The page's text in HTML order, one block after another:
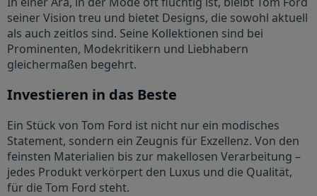
seiner Vision treu und bietet Designs, die sowohl aktuell
als auch zeitlos sind. Seine Kollektionen sind bei
Prominenten, Modekritikern und Liebhabern
gleichermaßen begehrt.
Investieren in das Beste
Ein Stück von Tom Ford ist nicht nur ein modisches
Statement, sondern ein Zeugnis für Exzellenz. Von den
feinsten Materialien bis zur makellosen Verarbeitung –
jedes Produkt verkörpert den Luxus und die Qualität,
für die Tom Ford steht.